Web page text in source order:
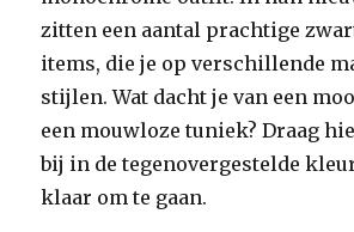
zitten een aantal prachtige
items, die je op verschillende
stijlen. Wat dacht je van een
een mouwloze tuniek? Draag
bij in de tegenovergestelde
klaar om te gaan.